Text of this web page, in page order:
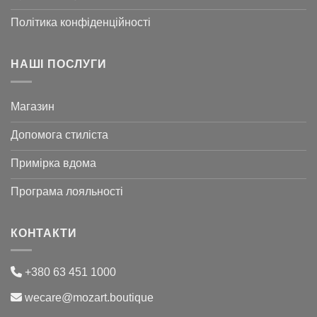
Політика конфіденційності
НАШІ ПОСЛУГИ
Магазин
Допомога стиліста
Примірка вдома
Програма лояльності
КОНТАКТИ
+380 63 451 1000
wecare@mozart.boutique